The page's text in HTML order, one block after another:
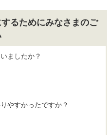
るためにみなさまのご
ましたか？
やすかったですか？